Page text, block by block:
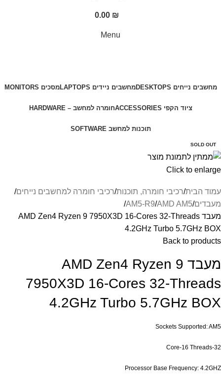
0.00 ₪
Menu
מחשבים נייחים DESKTOPS מחשבים ניידים LAPTOPS מסכים MONITORS
ציוד הקפי ACCESSORIES חומרה למחשב – HARDWARE
תוכנות למחשב SOFTWARE
SOLD OUT
Click to enlarge
עמוד הבית רכיבי חומרה, תוכנות רכיבי חומרה למחשבים נייחים
מעבדים AMD AM5
AM5-R9
מעבד AMD Zen4 Ryzen 9 7950X3D 16-Cores 32-Threads
4.2GHz Turbo 5.7GHz BOX
Back to products
מעבד AMD Zen4 Ryzen 9
7950X3D 16-Cores 32-Threads
4.2GHz Turbo 5.7GHz BOX
Sockets Supported:AM5
Core-16 Threads-32
Processor Base Frequency: 4.2GHZ